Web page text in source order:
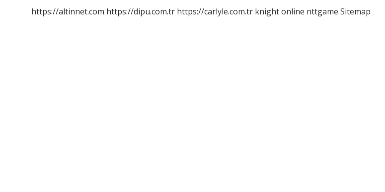
https://altinnet.com https://dipu.com.tr https://carlyle.com.tr knight online nttgame Sitemap